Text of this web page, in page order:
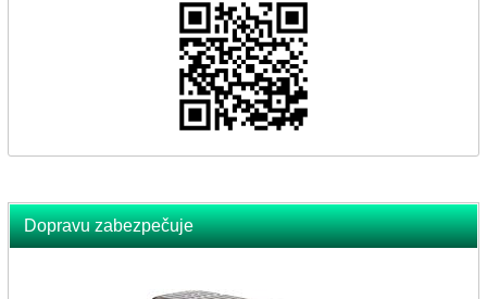
Dopravu zabezpečuje